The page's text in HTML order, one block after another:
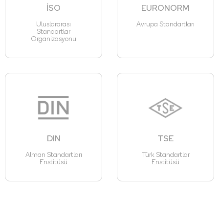
İSO
Uluslararası
Standartlar
Organizasyonu
EURONORM
Avrupa Standartları
DIN
Alman Standartları
Enstitüsü
TSE
Türk Standartlar
Enstitüsü